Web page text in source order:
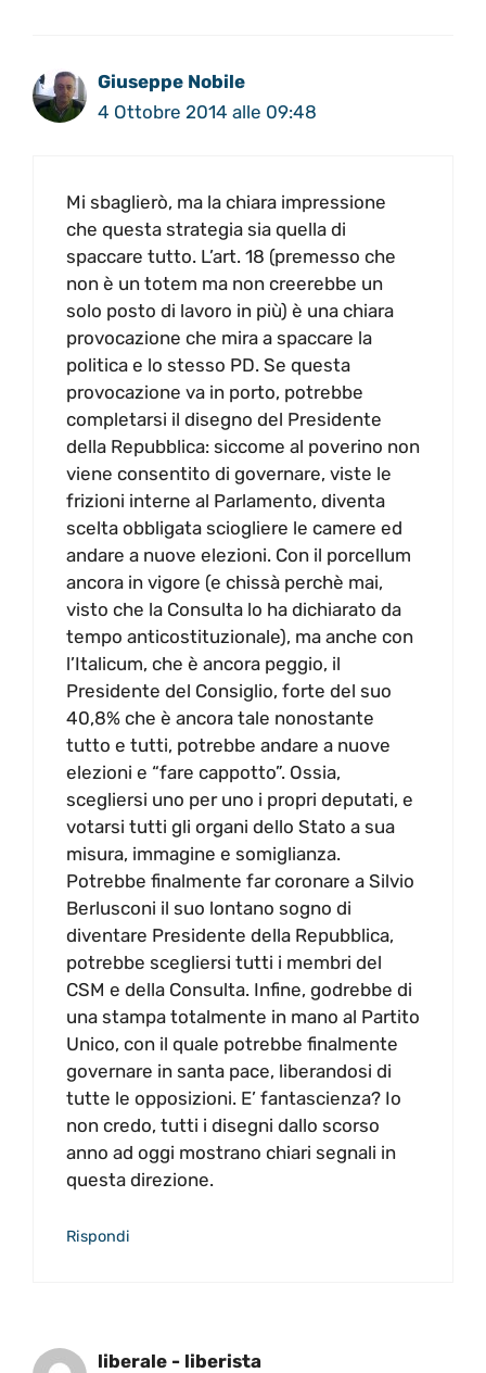
Giuseppe Nobile
4 Ottobre 2014 alle 09:48
Mi sbaglierò, ma la chiara impressione
che questa strategia sia quella di
spaccare tutto. L’art. 18 (premesso che
non è un totem ma non creerebbe un
solo posto di lavoro in più) è una chiara
provocazione che mira a spaccare la
politica e lo stesso PD. Se questa
provocazione va in porto, potrebbe
completarsi il disegno del Presidente
della Repubblica: siccome al poverino non
viene consentito di governare, viste le
frizioni interne al Parlamento, diventa
scelta obbligata sciogliere le camere ed
andare a nuove elezioni. Con il porcellum
ancora in vigore (e chissà perchè mai,
visto che la Consulta lo ha dichiarato da
tempo anticostituzionale), ma anche con
l’Italicum, che è ancora peggio, il
Presidente del Consiglio, forte del suo
40,8% che è ancora tale nonostante
tutto e tutti, potrebbe andare a nuove
elezioni e “fare cappotto”. Ossia,
scegliersi uno per uno i propri deputati, e
votarsi tutti gli organi dello Stato a sua
misura, immagine e somiglianza.
Potrebbe finalmente far coronare a Silvio
Berlusconi il suo lontano sogno di
diventare Presidente della Repubblica,
potrebbe scegliersi tutti i membri del
CSM e della Consulta. Infine, godrebbe di
una stampa totalmente in mano al Partito
Unico, con il quale potrebbe finalmente
governare in santa pace, liberandosi di
tutte le opposizioni. E’ fantascienza? Io
non credo, tutti i disegni dallo scorso
anno ad oggi mostrano chiari segnali in
questa direzione.
Rispondi
liberale - liberista